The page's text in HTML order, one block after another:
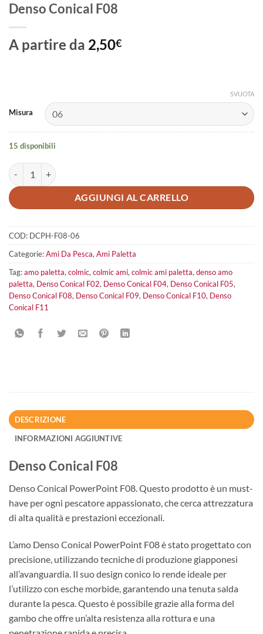
Denso Conical F08
A partire da 2,50€
Misura
SVUOTA
15 disponibili
Denso Conical F08 quantità
AGGIUNGI AL CARRELLO
COD: DCPH-F08-06
Categorie:Ami Da Pesca, Ami Paletta
Tag:amo paletta, colmic, colmic ami, colmic ami paletta, denso amo
paletta, Denso Conical F02, Denso Conical F04, Denso Conical F05,
Denso Conical F08, Denso Conical F09, Denso Conical F10, Denso
Conical F11
DESCRIZIONE
INFORMAZIONI AGGIUNTIVE
Denso Conical F08
Denso Conical PowerPoint F08. Questo prodotto è un must-
have per ogni pescatore appassionato, che cerca attrezzatura
di alta qualità e prestazioni eccezionali.
L’amo Denso Conical PowerPoint F08 è stato progettato con
precisione, utilizzando tecniche di produzione giapponesi
all’avanguardia. Il suo design conico lo rende ideale per
l’utilizzo con esche morbide, garantendo una tenuta salda
durante la pesca. Questo è possibile grazie alla forma del
gambo che offre un’alta resistenza alla rottura e una